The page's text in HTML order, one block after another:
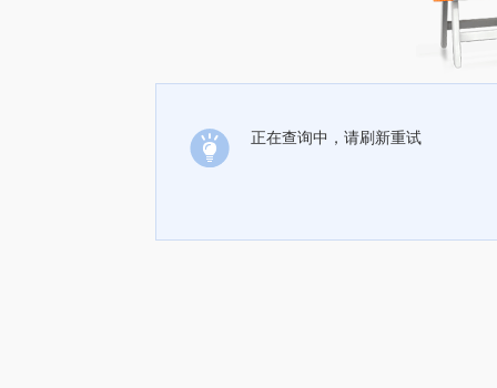
正在查询中，请刷新重试